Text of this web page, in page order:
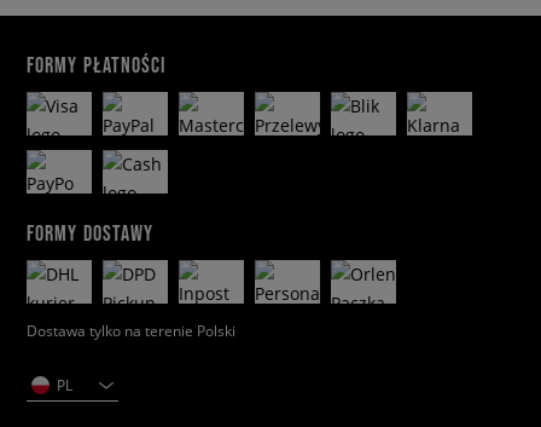
FORMY PŁATNOŚCI
FORMY DOSTAWY
Dostawa tylko na terenie Polski
PL